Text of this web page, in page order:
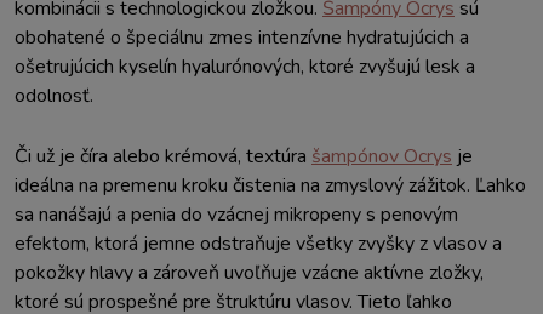
kombinácii s technologickou zložkou. Šampóny Ocrys sú
obohatené o špeciálnu zmes intenzívne hydratujúcich a
ošetrujúcich kyselín hyalurónových, ktoré zvyšujú lesk a
odolnosť.
Či už je číra alebo krémová, textúra šampónov Ocrys je
ideálna na premenu kroku čistenia na zmyslový zážitok. Ľahko
sa nanášajú a penia do vzácnej mikropeny s penovým
efektom, ktorá jemne odstraňuje všetky zvyšky z vlasov a
pokožky hlavy a zároveň uvoľňuje vzácne aktívne zložky,
ktoré sú prospešné pre štruktúru vlasov. Tieto ľahko